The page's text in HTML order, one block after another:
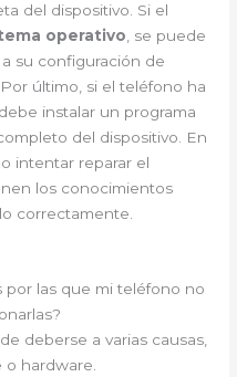
del dispositivo. Si el
operativo , se puede
su configuración de
último, si el teléfono ha
debe instalar un programa
del dispositivo. En
intentar reparar el
los conocimientos
correctamente.
por las que mi teléfono no
deberse a varias causas,
hardware.